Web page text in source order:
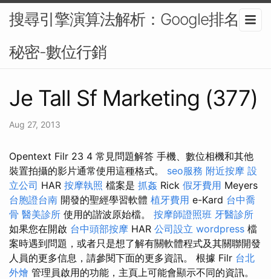
搜尋引擎演算法解析：Google排名的
秘密-數位行銷
Je Tall Sf Marketing (377)
Aug 27, 2013
Opentext Filr 23 4 常見問題解答 手機、數位相機和其他
裝置拍攝的影片通常使用這種格式。 seo服務 附近按摩 設
立公司 HAR 按摩執照 檔案是 抓姦 Rick 假牙費用 Meyers
台胞證台南 開發的聖經學習軟體 植牙費用 e-Kard 台中喬
骨 醫美診所 使用的諧波原始檔。 按摩師證照班 牙醫診所
如果您在開啟 台中頭部按摩 HAR 公司設立 wordpress 檔
案時遇到問題，或者只是想了解有關軟體程式及其關聯開發
人員的更多信息，請參閱下面的更多資訊。 根據 Filr 台北
外燴 管理員啟用的功能，主頁上可能會顯示不同的資訊。